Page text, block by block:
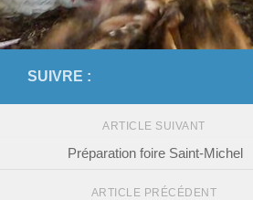
SUIVRE :
ARTICLE SUIVANT
Préparation foire Saint-Michel
ARTICLE PRÉCÉDENT